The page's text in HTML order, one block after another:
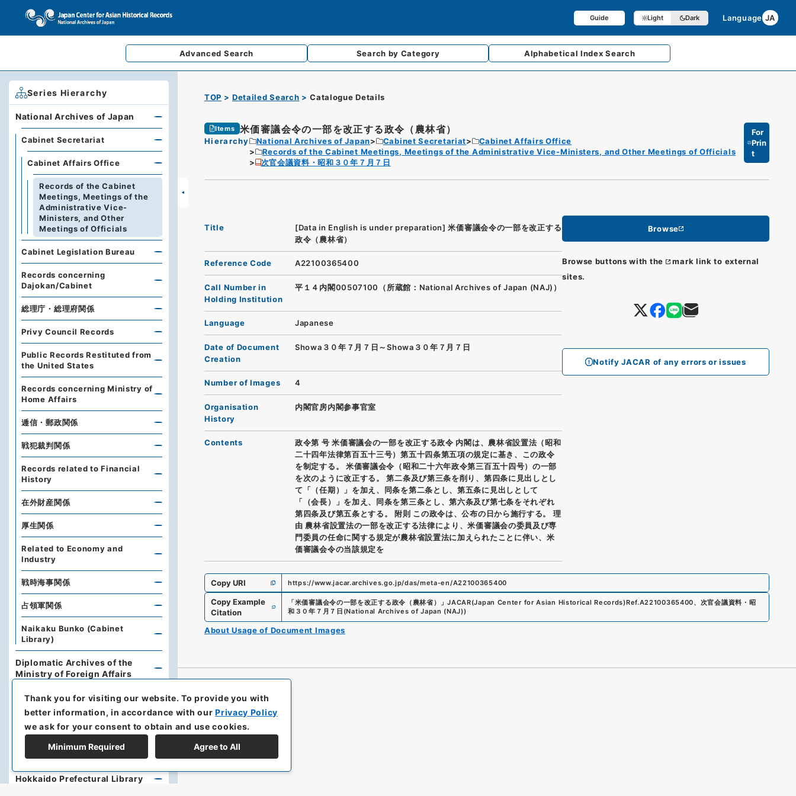
Guide Light Dark Language JA
Advanced Search Search by Category AlphabeticalIndex Search
TOP Detailed Search Catalogue Details
Items 米価審議会令の一部を改正する政令（農林省）
Hierarchy National Archives of Japan Cabinet Secretariat
Cabinet Affairs Office
Records of the Cabinet Meetings, Meetings of the Administrative Vice-Ministers, and Other Meetings of Officials
次官会議資料・昭和３０年７月７日
For
Prin
t
Browse
Browse buttons with the
mark link to external
sites.
Notify JACAR of any errors or issues
Title [Data in English is under preparation] 米価審議会令の一部を改正する
政令（農林省）
Reference Code A22100365400
Call Number in
Holding Institution
平１４内閣00507100（所蔵館：National Archives of Japan (NAJ)）
Language Japanese
Date of Document
Creation
Showa３０年７月７日～Showa３０年７月７日
Number of Images 4
Organisation
History
内閣官房内閣参事官室
Contents
政令第 号 米価審議会の一部を改正する政令 内閣は、農林省設置法（昭和
二十四年法律第百五十三号）第五十四条第五項の規定に基き、この政令
を制定する。 米価審議会令（昭和二十六年政令第三百五十四号）の一部
を次のように改正する。 第二条及び第三条を削り、第四条に見出しとし
て「（任期）」を加え、同条を第二条とし、第五条に見出しとして
「（会長）」を加え、同条を第三条とし、第六条及び第七条をそれぞれ
第四条及び第五条とする。 附則 この政令は、公布の日から施行する。 理
由 農林省設置法の一部を改正する法律により、米価審議会の委員及び専
門委員の任命に関する規定が農林省設置法に加えられたことに伴い、米
価審議会令の当該規定を
Copy URI https://www.jacar.archives.go.jp/das/meta-en/A22100365400
Copy Example
Citation
「米価審議会令の一部を改正する政令（農林省） 」JACAR(Japan Center for Asian Historical Records)Ref.A22100365400、 次官会議資料・昭
和３０年７月７日 (National Archives of Japan (NAJ))
About Usage of Document Images
Series Hierarchy
National Archives of Japan
Cabinet Secretariat
Cabinet Affairs Office
Records of the Cabinet
Meetings, Meetings of the
Administrative Vice-
Ministers, and Other
Meetings of Officials
Cabinet Legislation Bureau
Records concerning
Dajokan/Cabinet
総理庁・総理府関係
Privy Council Records
Public Records Restituted from
the United States
Records concerning Ministry of
Home Affairs
逓信・郵政関係
戦犯裁判関係
Records related to Financial
History
在外財産関係
厚生関係
Related to Economy and
Industry
戦時海事関係
占領軍関係
Naikaku Bunko (Cabinet
Library)
Diplomatic Archives of the
Ministry of Foreign Affairs
The National Institute for
Defense Studies, Ministry of
University of the Ryukyus
Library
Hokkaido Prefectural Library
Thank you for visiting our website.To provide you with
better information, in accordance with ourPrivacy Policy
we ask for your consent to obtain and use cookies.
Minimum Required Agree to All